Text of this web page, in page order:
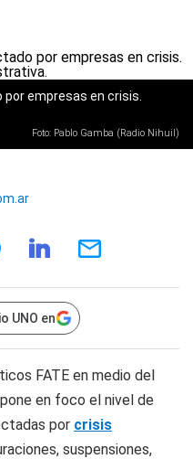
empresas en crisis.
Foto: Pablo Gamba (Radio Nihuil)
UNO en
FATE en medio del
pone en foco el nivel de
por crisis
suspensiones,